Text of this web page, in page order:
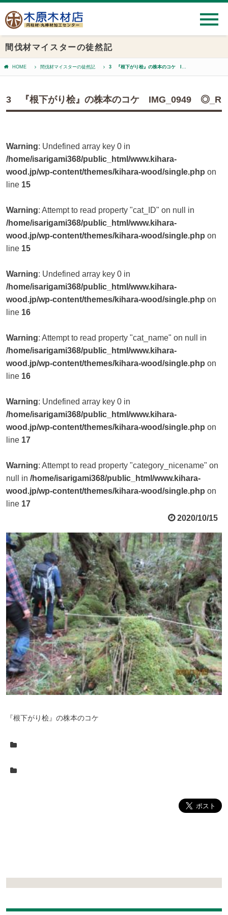
間伐材マイスターの徒然記
HOME 間伐材マイスターの徒然記 3 『根下がり桧』の株本のコケ IMG_0949 ◎_R
3 『根下がり桧』の株本のコケ IMG_0949 ◎_R
Warning: Undefined array key 0 in
/home/isarigami368/public_html/www.kihara-
wood.jp/wp-content/themes/kihara-wood/single.php on
line 15
Warning: Attempt to read property "cat_ID" on null in
/home/isarigami368/public_html/www.kihara-
wood.jp/wp-content/themes/kihara-wood/single.php on
line 15
Warning: Undefined array key 0 in
/home/isarigami368/public_html/www.kihara-
wood.jp/wp-content/themes/kihara-wood/single.php on
line 16
Warning: Attempt to read property "cat_name" on null in
/home/isarigami368/public_html/www.kihara-
wood.jp/wp-content/themes/kihara-wood/single.php on
line 16
Warning: Undefined array key 0 in
/home/isarigami368/public_html/www.kihara-
wood.jp/wp-content/themes/kihara-wood/single.php on
line 17
Warning: Attempt to read property "category_nicename" on
null in /home/isarigami368/public_html/www.kihara-
wood.jp/wp-content/themes/kihara-wood/single.php on
line 17
2020/10/15
『根下がり桧』の株本のコケ